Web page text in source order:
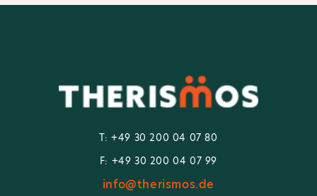
T: +49 30 200 04 07 80
F: +49 30 200 04 07 99
info@therismos.de